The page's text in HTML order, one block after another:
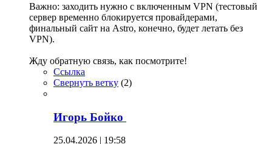
Важно: заходить нужно с включенным VPN (тестовый
сервер временно блокируется провайдерами,
финальный сайт на Astro, конечно, будет летать без
VPN).
Жду обратную связь, как посмотрите!
Ссылка
Свернуть ветку (2)
Игорь Бойко
25.04.2026 | 19:58